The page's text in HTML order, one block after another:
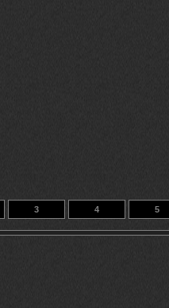
3 4 5
13 14 167